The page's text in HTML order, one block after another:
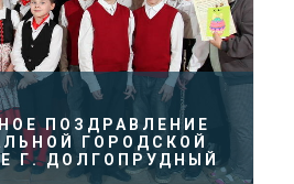
ПОЗДРАВЛЕНИЕ
ГОРОДСКОЙ
Г. ДОЛГОПРУДНЫЙ